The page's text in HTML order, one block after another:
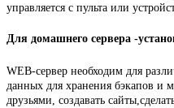
управляется с пульта или
Для домашнего сервера -
WEB-сервер необходим для
данных для хранения бэкапов и
друзьями, создавать